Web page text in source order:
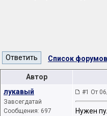
Список форумов
Автор
лукавый
Завсегдатай
Сообщения: 697
#1 От
Нужен